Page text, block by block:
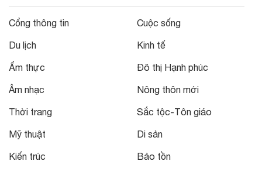
Cổng thông tin
Du lịch
Ẩm thực
Âm nhạc
Thời trang
Mỹ thuật
Kiến trúc
Cuộc sống
Kinh tế
Đô thị Hạnh phúc
Nông thôn mới
Sắc tộc-Tôn giáo
Di sản
Bảo tồn